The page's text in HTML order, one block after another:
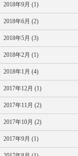
2018年9月 (1)
2018年6月 (2)
2018年5月 (3)
2018年2月 (1)
2018年1月 (4)
2017年12月 (1)
2017年11月 (2)
2017年10月 (2)
2017年9月 (1)